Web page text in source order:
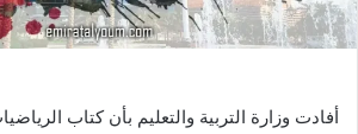
أفادت وزارة التربية والتعليم بأن كتاب